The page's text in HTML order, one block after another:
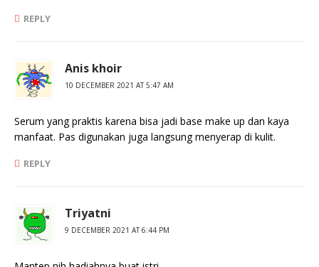
REPLY
Anis khoir
10 DECEMBER 2021 AT 5:47 AM
Serum yang praktis karena bisa jadi base make up dan kaya
manfaat. Pas digunakan juga langsung menyerap di kulit.
REPLY
Triyatni
9 DECEMBER 2021 AT 6:44 PM